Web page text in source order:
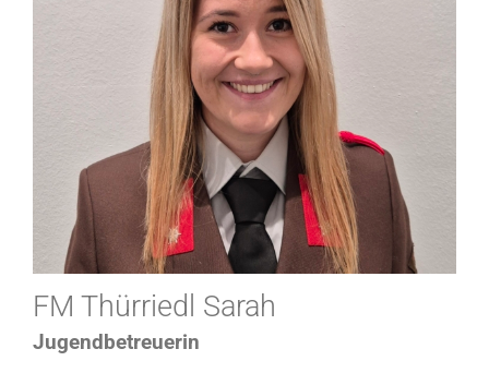
FM Thürriedl Sarah
Jugendbetreuerin